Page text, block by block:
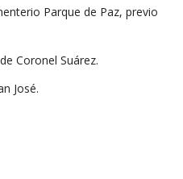
Parque de Paz, previo
Coronel Suárez.
José.